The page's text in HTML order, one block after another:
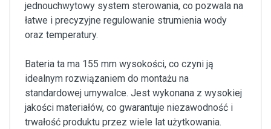
jednouchwytowy system sterowania, co pozwala na
łatwe i precyzyjne regulowanie strumienia wody
oraz temperatury.
Bateria ta ma 155 mm wysokości, co czyni ją
idealnym rozwiązaniem do montażu na
standardowej umywalce. Jest wykonana z wysokiej
jakości materiałów, co gwarantuje niezawodność i
trwałość produktu przez wiele lat użytkowania.